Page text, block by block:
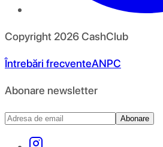
Copyright 2026CashClub
Întrebări frecventeANPC
Abonare newsletter
Abonare